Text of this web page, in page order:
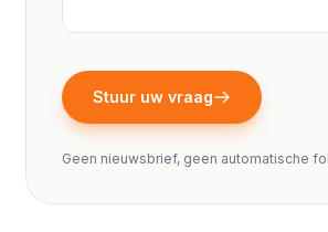
Stuur uw vraag
Geen nieuwsbrief, geen automatische